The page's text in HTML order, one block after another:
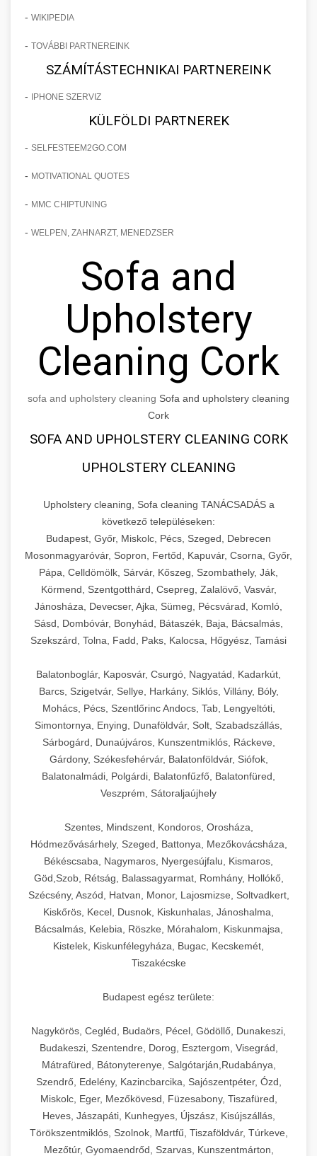
- WIKIPEDIA
- TOVÁBBI PARTNEREINK
SZÁMÍTÁSTECHNIKAI PARTNEREINK
- IPHONE SZERVIZ
KÜLFÖLDI PARTNEREK
- SELFESTEEM2GO.COM
- MOTIVATIONAL QUOTES
- MMC CHIPTUNING
- WELPEN, ZAHNARZT, MENEDZSER
Sofa and
Upholstery
Cleaning Cork
sofa and upholstery cleaning Sofa and upholstery cleaning
Cork
SOFA AND UPHOLSTERY CLEANING CORK
UPHOLSTERY CLEANING
Upholstery cleaning, Sofa cleaning TANÁCSADÁS a
következő településeken:
Budapest, Győr, Miskolc, Pécs, Szeged, Debrecen
Mosonmagyaróvár, Sopron, Fertőd, Kapuvár, Csorna, Győr,
Pápa, Celldömölk, Sárvár, Kőszeg, Szombathely, Ják,
Körmend, Szentgotthárd, Csepreg, Zalalövő, Vasvár,
Jánosháza, Devecser, Ajka, Sümeg, Pécsvárad, Komló,
Sásd, Dombóvár, Bonyhád, Bátaszék, Baja, Bácsalmás,
Szekszárd, Tolna, Fadd, Paks, Kalocsa, Hőgyész, Tamási
Balatonboglár, Kaposvár, Csurgó, Nagyatád, Kadarkút,
Barcs, Szigetvár, Sellye, Harkány, Siklós, Villány, Bóly,
Mohács, Pécs, Szentlőrinc Andocs, Tab, Lengyeltóti,
Simontornya, Enying, Dunaföldvár, Solt, Szabadszállás,
Sárbogárd, Dunaújváros, Kunszentmiklós, Ráckeve,
Gárdony, Székesfehérvár, Balatonföldvár, Siófok,
Balatonalmádi, Polgárdi, Balatonfűzfő, Balatonfüred,
Veszprém, Sátoraljaújhely
Szentes, Mindszent, Kondoros, Orosháza,
Hódmezővásárhely, Szeged, Battonya, Mezőkovácsháza,
Békéscsaba, Nagymaros, Nyergesújfalu, Kismaros,
Göd,Szob, Rétság, Balassagyarmat, Romhány, Hollókő,
Szécsény, Aszód, Hatvan, Monor, Lajosmizse, Soltvadkert,
Kiskőrös, Kecel, Dusnok, Kiskunhalas, Jánoshalma,
Bácsalmás, Kelebia, Röszke, Mórahalom, Kiskunmajsa,
Kistelek, Kiskunfélegyháza, Bugac, Kecskemét,
Tiszakécske
Budapest egész területe:
Nagykörös, Cegléd, Budaörs, Pécel, Gödöllő, Dunakeszi,
Budakeszi, Szentendre, Dorog, Esztergom, Visegrád,
Mátrafüred, Bátonyterenye, Salgótarján,Rudabánya,
Szendrő, Edelény, Kazincbarcika, Sajószentpéter, Ózd,
Miskolc, Eger, Mezőkövesd, Füzesabony, Tiszafüred,
Heves, Jászapáti, Kunhegyes, Újszász, Kisújszállás,
Törökszentmiklós, Szolnok, Martfű, Tiszaföldvár, Túrkeve,
Mezőtúr, Gyomaendrőd, Szarvas, Kunszentmárton,